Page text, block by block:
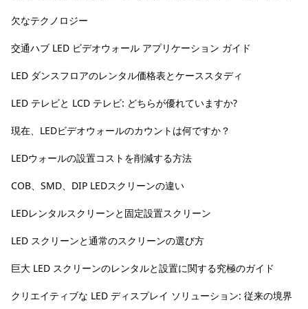
欠なテクノロジー
交通ハブ LED ビデオウォール アプリケーション ガイド
LED ダンスフロアのレンタル価格表とケーススタディ
LED テレビと LCD テレビ: どちらが優れていますか?
現在、LEDビデオウォールのカウントは何ですか？
LEDウォールの設置コストを削減する方法
COB、SMD、DIP LEDスクリーンの違い
LEDレンタルスクリーンと固定設置スクリーン
LED スクリーンと通常のスクリーンの選び方
巨大 LED スクリーンのレンタルと設置に関する究極のガイド
クリエイティブな LED ディスプレイ ソリューション: 従来の境界